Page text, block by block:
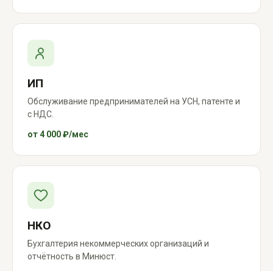
ИП
Обслуживание предпринимателей на УСН, патенте и
с НДС.
от 4 000 ₽/мес
НКО
Бухгалтерия некоммерческих организаций и
отчётность в Минюст.